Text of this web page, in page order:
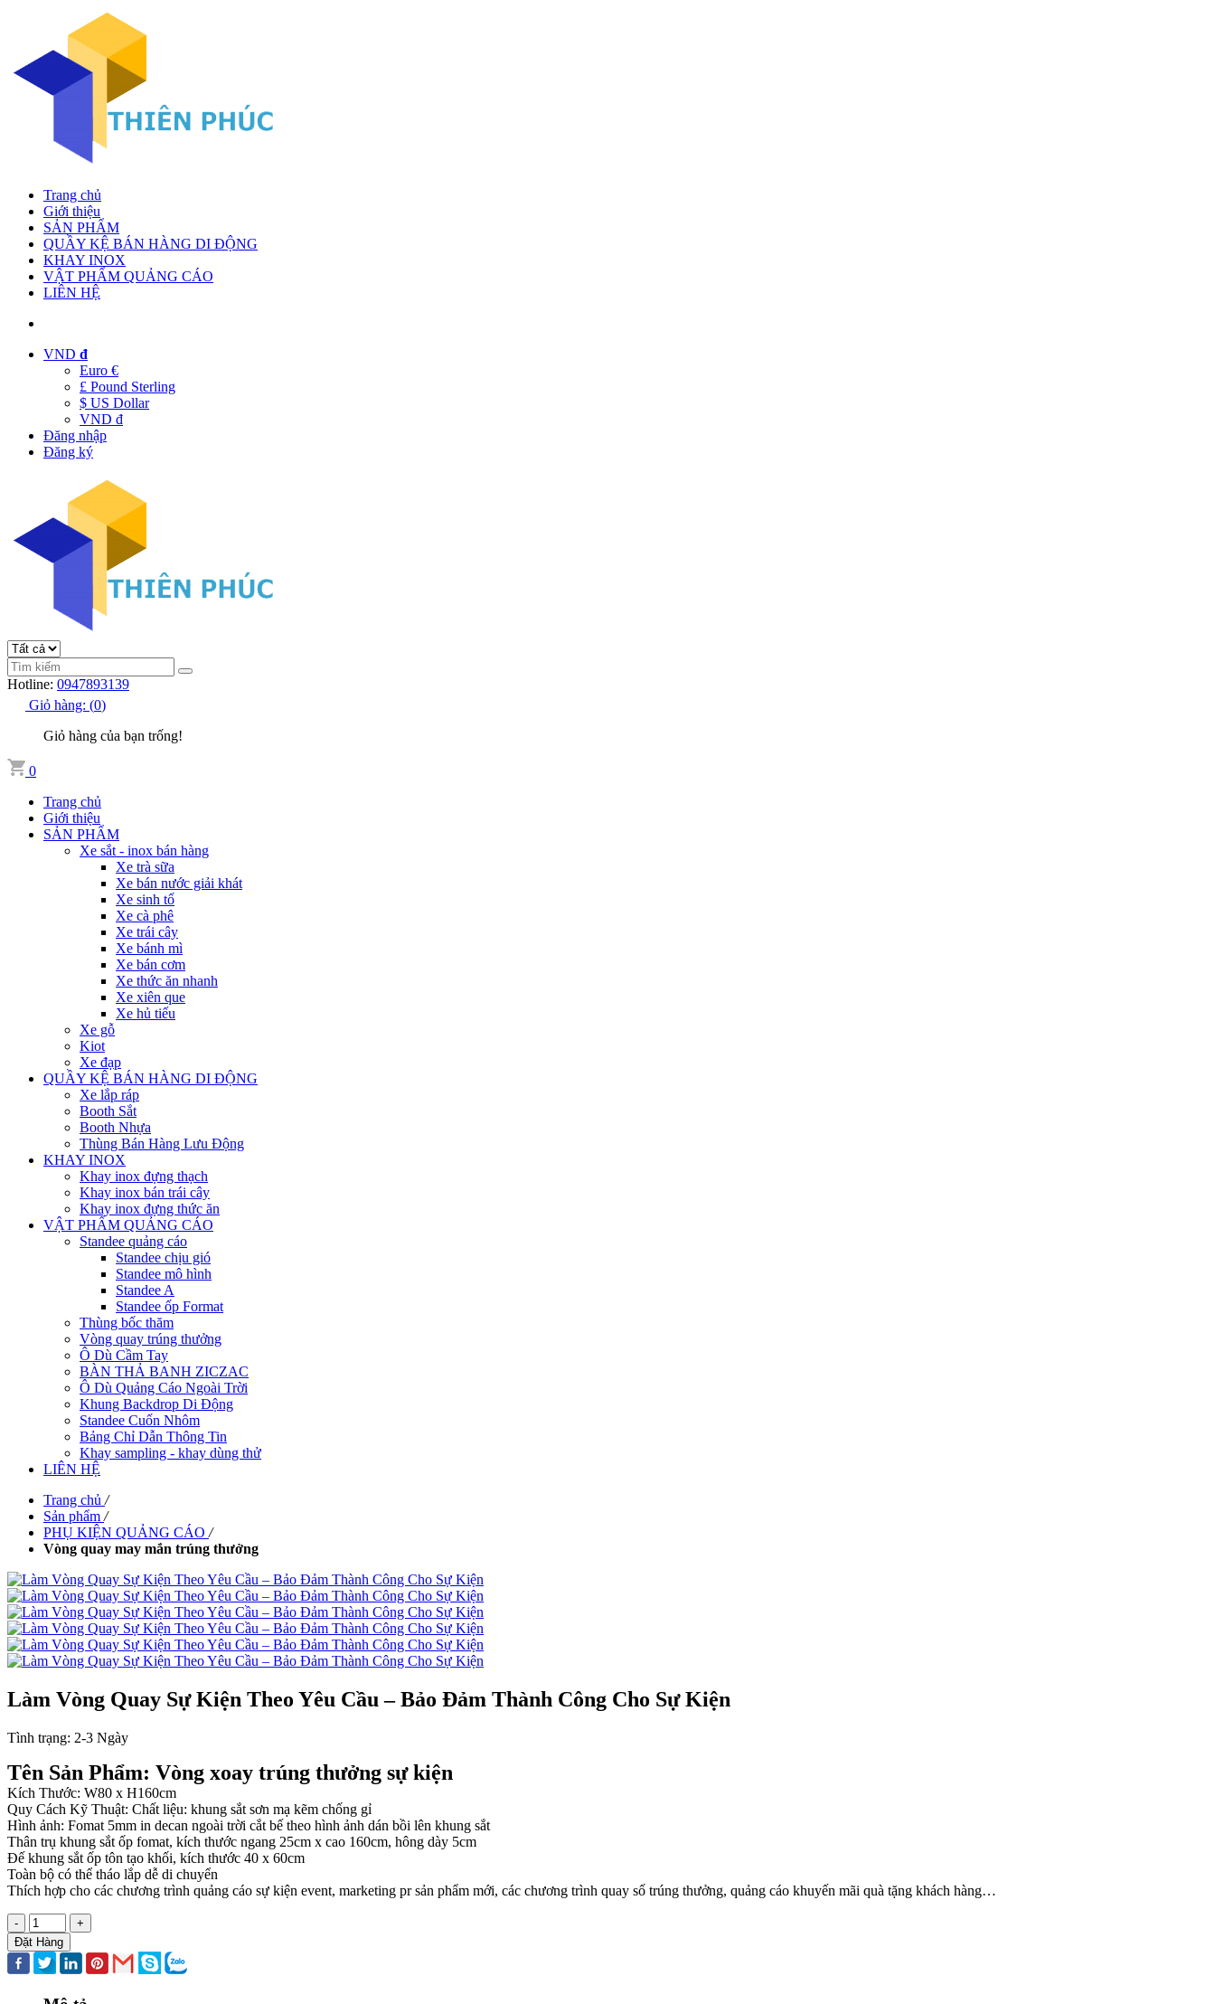
Trang chủ
Giới thiệu
SẢN PHẨM
QUẦY KỆ BÁN HÀNG DI ĐỘNG
KHAY INOX
VẬT PHẨM QUẢNG CÁO
LIÊN HỆ
VND đ
Euro €
£ Pound Sterling
$ US Dollar
VND đ
Đăng nhập
Đăng ký
Hotline: 0947893139
Giỏ hàng: (0)
Giỏ hàng của bạn trống!
0
Trang chủ
Giới thiệu
SẢN PHẨM
Xe sắt - inox bán hàng
Xe trà sữa
Xe bán nước giải khát
Xe sinh tố
Xe cà phê
Xe trái cây
Xe bánh mì
Xe bán cơm
Xe thức ăn nhanh
Xe xiên que
Xe hủ tiếu
Xe gỗ
Kiot
Xe đạp
QUẦY KỆ BÁN HÀNG DI ĐỘNG
Xe lắp ráp
Booth Sắt
Booth Nhựa
Thùng Bán Hàng Lưu Động
KHAY INOX
Khay inox đựng thạch
Khay inox bán trái cây
Khay inox đựng thức ăn
VẬT PHẨM QUẢNG CÁO
Standee quảng cáo
Standee chịu gió
Standee mô hình
Standee A
Standee ốp Format
Thùng bốc thăm
Vòng quay trúng thưởng
Ô Dù Cầm Tay
BÀN THẢ BANH ZICZAC
Ô Dù Quảng Cáo Ngoài Trời
Khung Backdrop Di Động
Standee Cuốn Nhôm
Bảng Chỉ Dẫn Thông Tin
Khay sampling - khay dùng thử
LIÊN HỆ
Trang chủ /
Sản phẩm /
PHỤ KIỆN QUẢNG CÁO /
Vòng quay may mắn trúng thưởng
Làm Vòng Quay Sự Kiện Theo Yêu Cầu – Bảo Đảm Thành Công Cho Sự Kiện
Tình trạng: 2-3 Ngày
Tên Sản Phẩm: Vòng xoay trúng thưởng sự kiện
Kích Thước: W80 x H160cm
Quy Cách Kỹ Thuật: Chất liệu: khung sắt sơn mạ kẽm chống gỉ
Hình ảnh: Fomat 5mm in decan ngoài trời cắt bế theo hình ảnh dán bồi lên khung sắt
Thân trụ khung sắt ốp fomat, kích thước ngang 25cm x cao 160cm, hông dày 5cm
Đế khung sắt ốp tôn tạo khối, kích thước 40 x 60cm
Toàn bộ có thể tháo lắp dễ di chuyển
Thích hợp cho các chương trình quảng cáo sự kiện event, marketing pr sản phẩm mới, các chương trình quay số trúng thưởng, quảng cáo khuyến mãi quà tặng khách hàng…
-
+
Đặt Hàng